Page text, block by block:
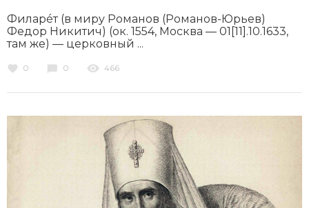
Филарéт (в миру Романов (Романов-Юрьев)
Федор Никитич) (ок. 1554, Москва — 01[11].10.1633,
там же) — церковный ...
0 0 466